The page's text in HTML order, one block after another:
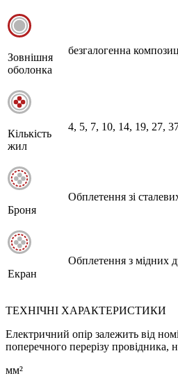
Зовнішня
оболонка
безгалогенна
Кількість
жил
4, 5, 7, 10, 14, 19, 27,
Броня
Обплетення зі
Екран
Обплетення з мідних
ТЕХНІЧНІ ХАРАКТЕРИСТИКИ
Електричний опір залежить від
поперечного перерізу провідника,
мм²